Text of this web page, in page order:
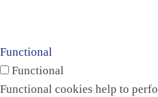
Functional
Functional
Functional cookies help to